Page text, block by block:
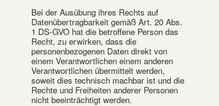
Bei der Ausübung ihres Rechts auf
Datenübertragbarkeit gemäß Art. 20 Abs.
1 DS-GVO hat die betroffene Person das
Recht, zu erwirken, dass die
personenbezogenen Daten direkt von
einem Verantwortlichen einem anderen
Verantwortlichen übermittelt werden,
soweit dies technisch machbar ist und die
Rechte und Freiheiten anderer Personen
nicht beeinträchtigt werden.